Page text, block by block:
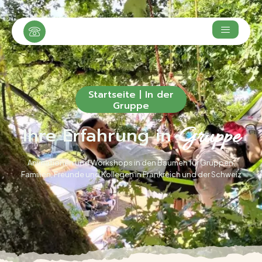
Startseite | In der
Gruppe
Ihre Erfahrung inGruppe
Animationen und Workshops in den Bäumen für Gruppen,
Familien, Freunde und Kollegen in Frankreich und der Schweiz